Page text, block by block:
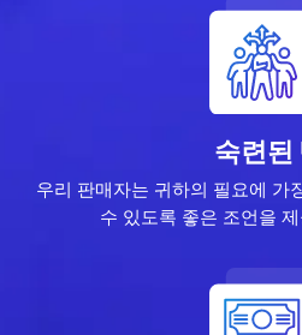
숙련된
우리 판매자는 귀하의 필요에 가
수 있도록 좋은 조언을